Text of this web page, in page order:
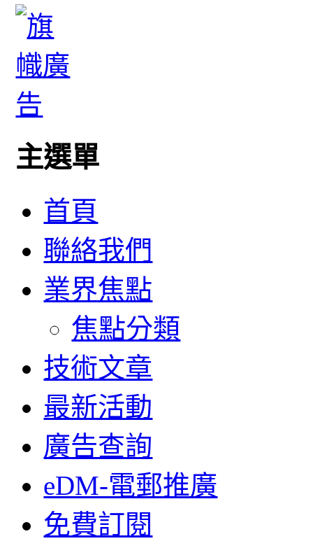
主選單
首頁
聯絡我們
業界焦點
焦點分類
技術文章
最新活動
廣告查詢
eDM-電郵推廣
免費訂閱